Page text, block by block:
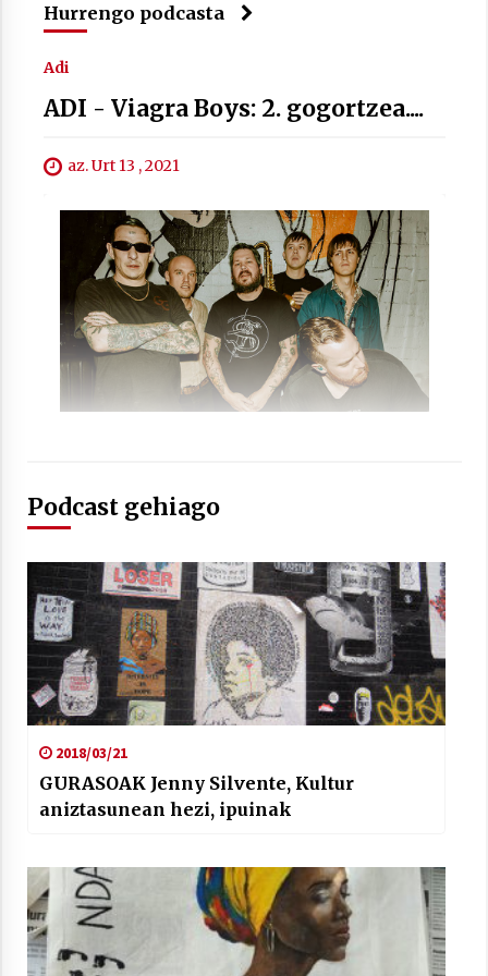
Telebistaren eskutik
Hurrengo podcasta
Adi
ADI - Viagra Boys: 2. gogortzea....
az. Urt 13 , 2021
Podcast gehiago
2018/03/21
GURASOAK Jenny Silvente, Kultur
aniztasunean hezi, ipuinak